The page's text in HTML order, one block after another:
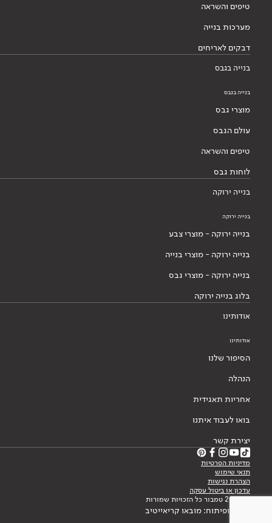
טיפים והשראה
מערכות בנייה
דבקים לאריחים
בנייה בגבס
בנייה בגבס
מוצרי גבס
עולם הגבס
טיפים והשראה
לוחות גבס
בנייה ירוקה
בנייה ירוקה
בנייה ירוקה - מוצרי צבע
בנייה ירוקה - מוצרי בנייה
בנייה ירוקה - מוצרי גבס
בלוג בנייה ירוקה
אודותינו
אודותינו
הסיפור שלנו
הנהלה
אחריות תאגידית
בואו לעבוד איתנו
יצירת קשר
מדיניות הפרטיות
תנאי שימוש
הצהרת נגישות
עדכון או ביטול עסקה
© 2026 טמבור כל הזכויות שמורות
עיצוב ופיתוח: מובאו קריאייטיב